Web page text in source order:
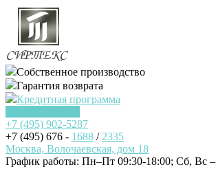
Собственное производство
Гарантия возврата
Кредитная программа
+7 (495) 902-5287
+7 (495) 676 - 1688 / 2335
Москва, Волочаевская, дом 18
График работы: Пн–Пт 09:30-18:00; Cб, Вс